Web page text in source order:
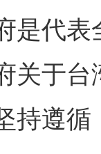
是代
关于
持遵